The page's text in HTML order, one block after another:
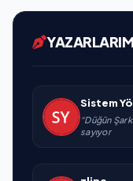
Sistem
“Düğün
sayıyor